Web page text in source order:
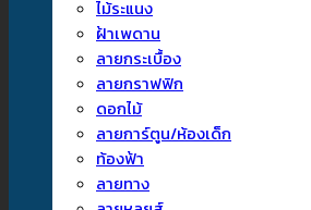
ไม้ระแนง
ฝ้าเพดาน
ลายกระเบื้อง
ลายกราฟฟิก
ดอกไม้
ลายการ์ตูน/ห้องเด็ก
ท้องฟ้า
ลายทาง